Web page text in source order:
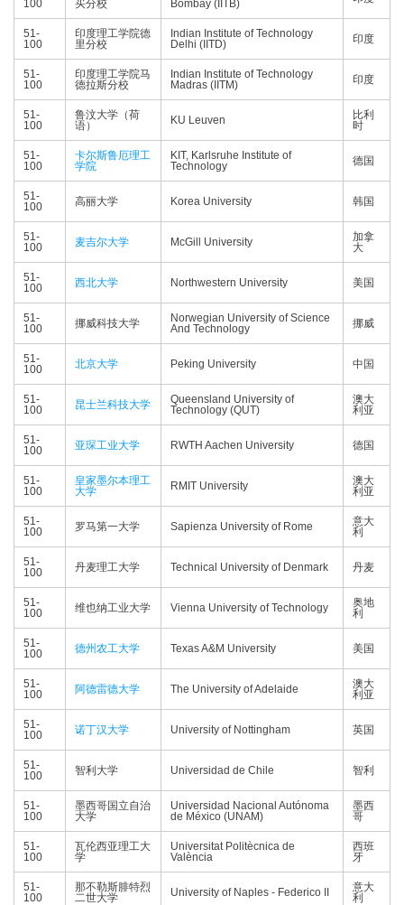
100 买分校 Bombay (IITB)
51-
100
印度理工学院德
里分校
Indian Institute of Technology
Delhi (IITD)
印度
51-
100
印度理工学院马
德拉斯分校
Indian Institute of Technology
Madras (IITM)
印度
51-
100
鲁汶大学（荷
语）
KU Leuven
比利
时
51-
100
卡尔斯鲁厄理工
学院
KIT, Karlsruhe Institute of
Technology
德国
51-
100
高丽大学 Korea University 韩国
51-
100
麦吉尔大学 McGill University
加拿
大
51-
100
西北大学 Northwestern University 美国
51-
100
挪威科技大学
Norwegian University of Science
And Technology
挪威
51-
100
北京大学 Peking University 中国
51-
100
昆士兰科技大学
Queensland University of
Technology (QUT)
澳大
利亚
51-
100
亚琛工业大学 RWTH Aachen University 德国
51-
100
皇家墨尔本理工
大学
RMIT University
澳大
利亚
51-
100
罗马第一大学 Sapienza University of Rome
意大
利
51-
100
丹麦理工大学 Technical University of Denmark 丹麦
51-
100
维也纳工业大学 Vienna University of Technology
奥地
利
51-
100
德州农工大学 Texas A&M University 美国
51-
100
阿德雷德大学 The University of Adelaide
澳大
利亚
51-
100
诺丁汉大学 University of Nottingham 英国
51-
100
智利大学 Universidad de Chile 智利
51-
100
墨西哥国立自治
大学
Universidad Nacional Autónoma
de México (UNAM)
墨西
哥
51-
100
瓦伦西亚理工大
学
Universitat Politècnica de
València
西班
牙
51-
100
那不勒斯腓特烈
二世大学
University of Naples - Federico II
意大
利